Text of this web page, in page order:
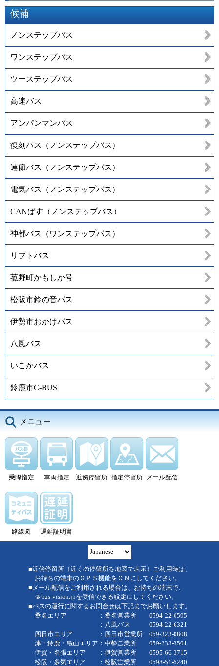
候補
ノンステップバス
ワンステップバス
ツーステップバス
高速バス
アンパンマンバス
復刻バス（ノンステップバス）
連節バス（ノンステップバス）
電気バス（ノンステップバス）
CANばす（ノンステップバス）
神都バス（ワンステップバス）
リフトバス
菰野町かもしか号
松阪市鈴の音バス
伊勢市おかげバス
八風バス
いこかバス
鈴鹿市C-BUS
メニュー
乗降指定 車両指定 近傍停留所 指定停留所 メール配信
路線図 遅延証明書
■近傍停留所（近くの停留所を地図で表示）ご利用時は、
お持ちの端末のＧＰＳ機能をＯＮにしてください。
■メール配信をご利用される場合は、お持ちの端末で、
＠bus-vision.jpを受信できる設定にしてください。
■バスの運行に関するお問合せは下記までお願いします。
桑名エリア ：桑名営業所 0594-22-0595
：八風バス 0594-22-6321
四日市エリア ：四日市営業所 059-323-0808
津・鈴鹿・亀山エリア：中勢営業所 059-233-3501
伊賀・名張エリア ：伊賀営業所 0595-66-3715
松阪・多気エリア ：松阪営業所 0598-51-5240